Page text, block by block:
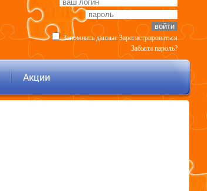
Запомнить данные Зарегистрироваться
Забыли пароль?
Акции